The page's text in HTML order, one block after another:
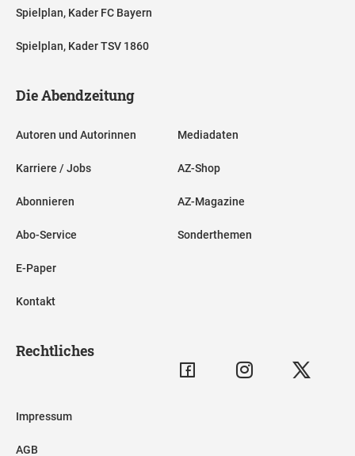
Spielplan, Kader FC Bayern
Spielplan, Kader TSV 1860
Die Abendzeitung
Autoren und Autorinnen
Karriere / Jobs
Abonnieren
Abo-Service
E-Paper
Kontakt
Mediadaten
AZ-Shop
AZ-Magazine
Sonderthemen
Rechtliches
Impressum
AGB